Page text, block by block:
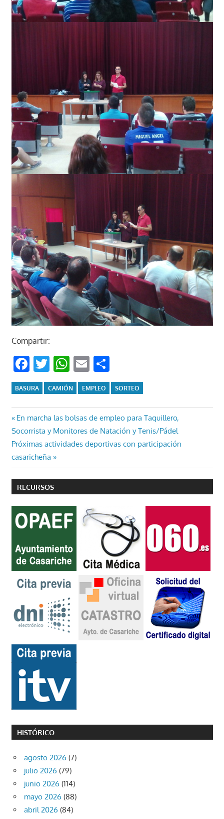
Compartir:
Facebook
Twitter
WhatsApp
EmailCompartir
BASURA CAMIÓN EMPLEO SORTEO
Navegación
de
entradas
Entrada
anterior:
En marcha las bolsas de empleo para Taquillero,
Socorrista y Monitores de Natación y Tenis/Pádel
Entrada
siguiente:
Próximas actividades deportivas con participación
casaricheña
RECURSOS
HISTÓRICO
agosto 2026 (7)
julio 2026 (79)
junio 2026 (114)
mayo 2026 (88)
abril 2026 (84)